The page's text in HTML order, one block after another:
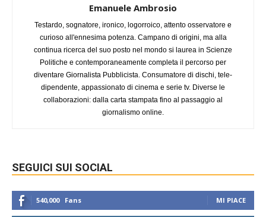
Emanuele Ambrosio
Testardo, sognatore, ironico, logorroico, attento osservatore e
curioso all'ennesima potenza. Campano di origini, ma alla
continua ricerca del suo posto nel mondo si laurea in Scienze
Politiche e contemporaneamente completa il percorso per
diventare Giornalista Pubblicista. Consumatore di dischi, tele-
dipendente, appassionato di cinema e serie tv. Diverse le
collaborazioni: dalla carta stampata fino al passaggio al
giornalismo online.
SEGUICI SUI SOCIAL
540,000 Fans MI PIACE